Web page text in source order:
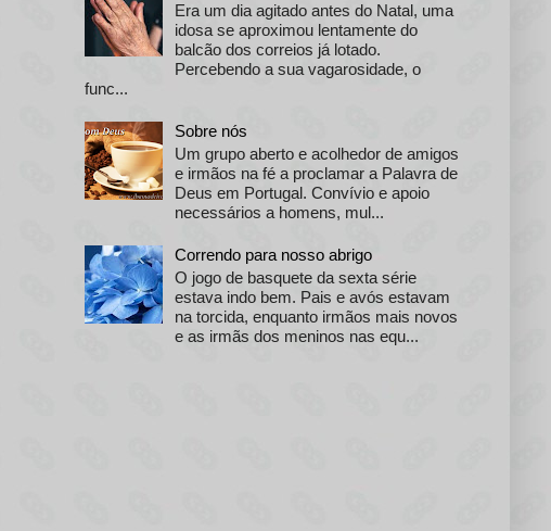
Era um dia agitado antes do Natal, uma
idosa se aproximou lentamente do
balcão dos correios já lotado.
Percebendo a sua vagarosidade, o
func...
Sobre nós
Um grupo aberto e acolhedor de amigos
e irmãos na fé a proclamar a Palavra de
Deus em Portugal. Convívio e apoio
necessários a homens, mul...
Correndo para nosso abrigo
O jogo de basquete da sexta série
estava indo bem. Pais e avós estavam
na torcida, enquanto irmãos mais novos
e as irmãs dos meninos nas equ...